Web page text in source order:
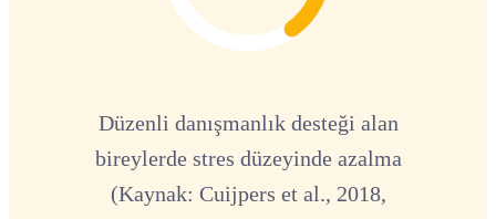
Düzenli danışmanlık desteği alan
bireylerde stres düzeyinde azalma
(Kaynak: Cuijpers et al., 2018,